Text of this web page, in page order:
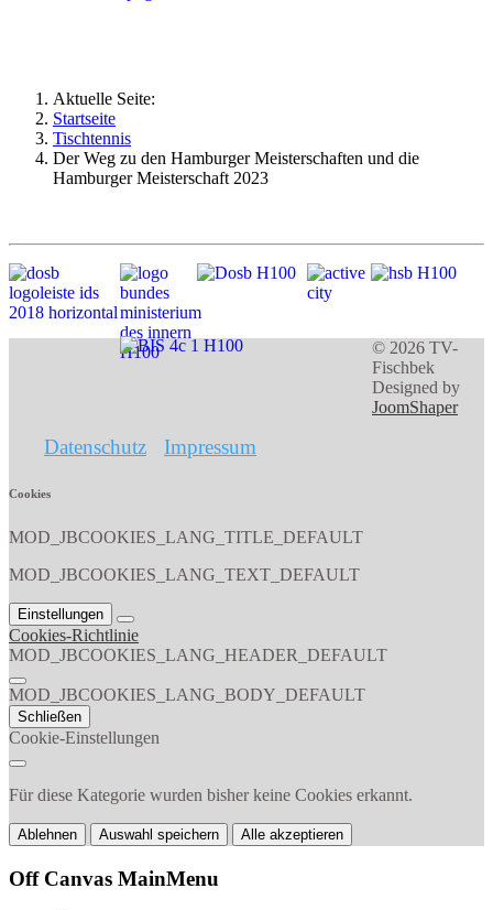
Aktuelle Seite:
Startseite
Tischtennis
Der Weg zu den Hamburger Meisterschaften und die
Hamburger Meisterschaft 2023
© 2026 TV-
Fischbek
Designed by
JoomShaper
Datenschutz Impressum
Cookies
MOD_JBCOOKIES_LANG_TITLE_DEFAULT
MOD_JBCOOKIES_LANG_TEXT_DEFAULT
Einstellungen
Cookies-Richtlinie
MOD_JBCOOKIES_LANG_HEADER_DEFAULT
MOD_JBCOOKIES_LANG_BODY_DEFAULT
Schließen
Cookie-Einstellungen
Für diese Kategorie wurden bisher keine Cookies erkannt.
Ablehnen Auswahl speichern Alle akzeptieren
Off Canvas MainMenu